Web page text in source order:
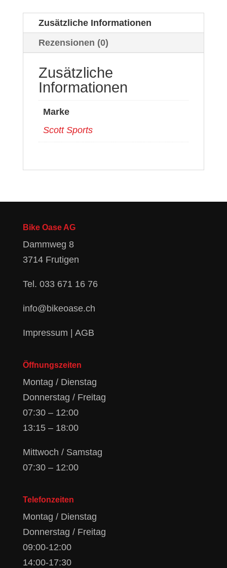
Zusätzliche Informationen
Rezensionen (0)
Zusätzliche
Informationen
Marke
Scott Sports
Bike Oase AG
Dammweg 8
3714 Frutigen
Tel. 033 671 16 76
info@bikeoase.ch
Impressum | AGB
Öffnungszeiten
Montag / Dienstag
Donnerstag / Freitag
07:30 – 12:00
13:15 – 18:00
Mittwoch / Samstag
07:30 – 12:00
Telefonzeiten
Montag / Dienstag
Donnerstag / Freitag
09:00-12:00
14:00-17:30